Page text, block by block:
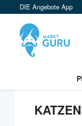
DIE Angebote App